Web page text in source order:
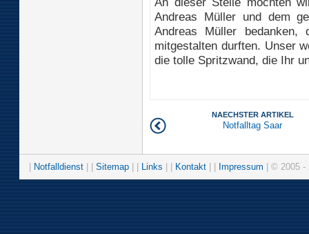
Andreas Müller und dem
Andreas Müller
mitgestalten durften. Unser
die tolle Spritzwand, die Ihr
NAECHSTER ARTIKEL
Notfalltag Saar
Notfalldienst Sitemap Links Kontakt Impressum | © 2005 -